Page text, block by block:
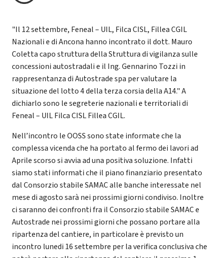
"Il 12 settembre, Feneal – UIL, Filca CISL, Fillea CGIL
Nazionali e di Ancona hanno incontrato il dott. Mauro
Coletta capo struttura della Struttura di vigilanza sulle
concessioni autostradali e il Ing. Gennarino Tozzi in
rappresentanza di Autostrade spa per valutare la
situazione del lotto 4 della terza corsia della A14." A
dichiarlo sono le segreterie nazionali e territoriali di
Feneal – UIL Filca CISL Fillea CGIL.
Nell’incontro le OOSS sono state informate che la
complessa vicenda che ha portato al fermo dei lavori ad
Aprile scorso si avvia ad una positiva soluzione. Infatti
siamo stati informati che il piano finanziario presentato
dal Consorzio stabile SAMAC alle banche interessate nel
mese di agosto sarà nei prossimi giorni condiviso. Inoltre
ci saranno dei confronti fra il Consorzio stabile SAMAC e
Autostrade nei prossimi giorni che possano portare alla
ripartenza del cantiere, in particolare è previsto un
incontro lunedi 16 settembre per la verifica conclusiva che